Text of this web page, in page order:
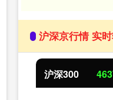
沪深京行情 实
沪深300